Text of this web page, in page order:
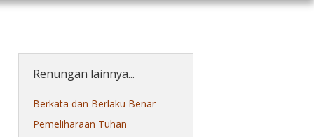
Renungan lainnya...
Berkata dan Berlaku Benar
Pemeliharaan Tuhan